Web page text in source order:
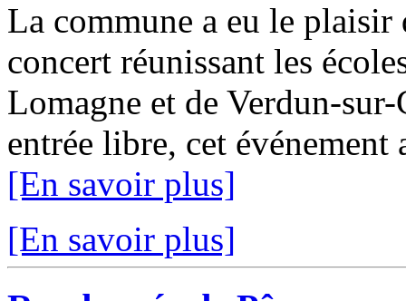
La commune a eu le
concert réunissant les
Lomagne et de Verdun-
entrée libre, cet événement
[En savoir plus]
[En savoir plus]